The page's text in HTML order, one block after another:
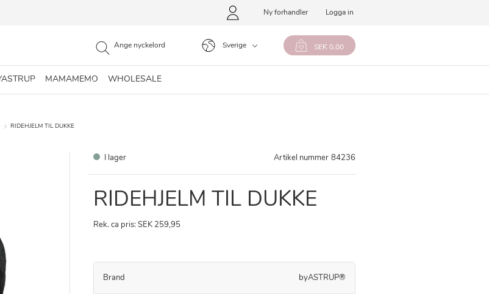
Ny forhandler Logga in
Sverige SEK 0,00
MAMAMEMO WHOLESALE
RIDEHJELM TIL DUKKE
I lager Artikel nummer 84236
RIDEHJELM TIL DUKKE
Rek. ca pris: SEK 259,95
Brand byASTRUP®